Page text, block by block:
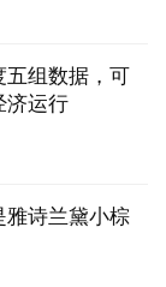
五组数据，可
济运行
雅诗兰黛小棕